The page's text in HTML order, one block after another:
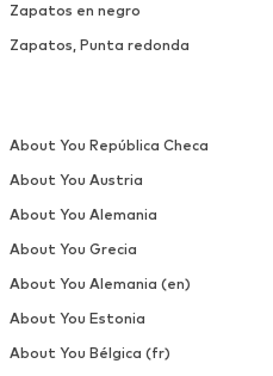
Zapatos en negro
Zapatos, Punta redonda
About You República Checa
About You Austria
About You Alemania
About You Grecia
About You Alemania (en)
About You Estonia
About You Bélgica (fr)